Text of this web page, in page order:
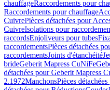
chauffageRaccordements pour
Raccordements pour chauffage
CuivrePièces détachées pour
CuivreIsolations pour
raccordsEnjoliveurs pour tubes
raccordementsPièces détachées
raccordementsJoints d'étanchéité
brideGeberit Mapress CuNiFe
détachées pour Geberit Mapress
2.1972ManchonsPièces